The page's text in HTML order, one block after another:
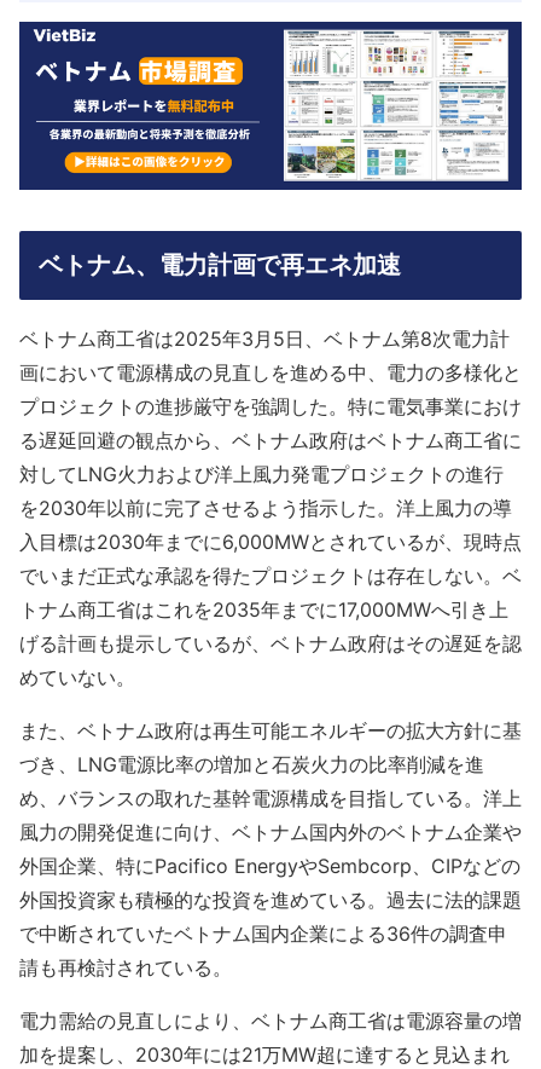
ベトナム、電力計画で再エネ加速
ベトナム商工省は2025年3月5日、ベトナム第8次電力計
画において電源構成の見直しを進める中、電力の多様化と
プロジェクトの進捗厳守を強調した。特に電気事業におけ
る遅延回避の観点から、ベトナム政府はベトナム商工省に
対してLNG火力および洋上風力発電プロジェクトの進行
を2030年以前に完了させるよう指示した。洋上風力の導
入目標は2030年までに6,000MWとされているが、現時点
でいまだ正式な承認を得たプロジェクトは存在しない。ベ
トナム商工省はこれを2035年までに17,000MWへ引き上
げる計画も提示しているが、ベトナム政府はその遅延を認
めていない。
また、ベトナム政府は再生可能エネルギーの拡大方針に基
づき、LNG電源比率の増加と石炭火力の比率削減を進
め、バランスの取れた基幹電源構成を目指している。洋上
風力の開発促進に向け、ベトナム国内外のベトナム企業や
外国企業、特にPacifico EnergyやSembcorp、CIPなどの
外国投資家も積極的な投資を進めている。過去に法的課題
で中断されていたベトナム国内企業による36件の調査申
請も再検討されている。
電力需給の見直しにより、ベトナム商工省は電源容量の増
加を提案し、2030年には21万MW超に達すると見込まれ